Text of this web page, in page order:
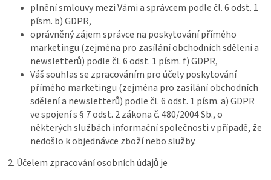
plnění smlouvy mezi Vámi a správcem podle čl. 6 odst. 1
písm. b) GDPR,
oprávněný zájem správce na poskytování přímého
marketingu (zejména pro zasílání obchodních sdělení a
newsletterů) podle čl. 6 odst. 1 písm. f) GDPR,
Váš souhlas se zpracováním pro účely poskytování
přímého marketingu (zejména pro zasílání obchodních
sdělení a newsletterů) podle čl. 6 odst. 1 písm. a) GDPR
ve spojení s § 7 odst. 2 zákona č. 480/2004 Sb., o
některých službách informační společnosti v případě, že
nedošlo k objednávce zboží nebo služby.
2. Účelem zpracování osobních údajů je